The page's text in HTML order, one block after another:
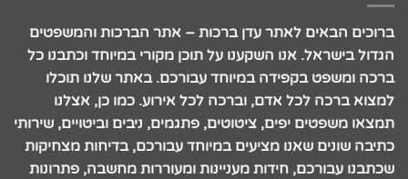
ברוכים הבאים לאתר עדן ברכות – אתר הברכות והמשפטים
הגדול בישראל. אנו השקענו על תוכן מקורי במיוחד וכתבנו כל
ברכה ומשפט בקפידה במיוחד עבורכם. באתר שלנו תוכלו
למצוא ברכה לכל אדם, וברכה לכל אירוע. כמו כן, אצלנו
תמצאו משפטים יפים, ציטוטים, פתגמים, ניבים וביטויים, שירותי
כתיבה שונים שאנו מציעים במיוחד עבורכם, בדיחות מצחיקות
שכתבנו עבורכם, חידות מעניינות ומעוררות מחשבה, פתרונות